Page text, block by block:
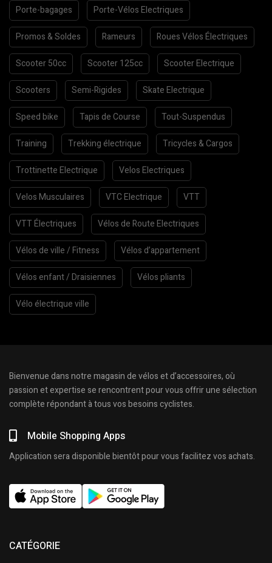
Porte-bagages Porte-Vélos Electriques
Promos & Soldes Rameurs Roues Vélos Électriques
Scooter 50cc Scooter 125cc Scooter Electrique
Scooters Semi-Rigides Skate Electrique
Speed bike Tapis de Course Tout-Suspendus
Training Trekking électrique Tricycles & Cargos
Trottinette Electrique Velos Electriques
Velos Musculaires VTC Electrique VTT
VTT Électriques Vélos de Route Electriques
Vélos de ville / Fitness Vélos d’appartement
Vélos enfant / Draisiennes Vélos pliants
Vélo électrique ville
Bienvenue dans notre magasin de vélos et d’accessoires, où
passion et expertise se rencontrent pour vous offrir une sélection
complète répondant à tous vos besoins cyclistes.
Mobile Shopping Apps
Application sera disponible bientôt pour vous facilitez vos achats.
CATÉGORIE